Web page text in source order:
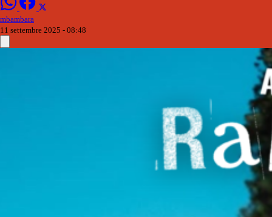
mbambara
11 settembre 2025 - 08:48